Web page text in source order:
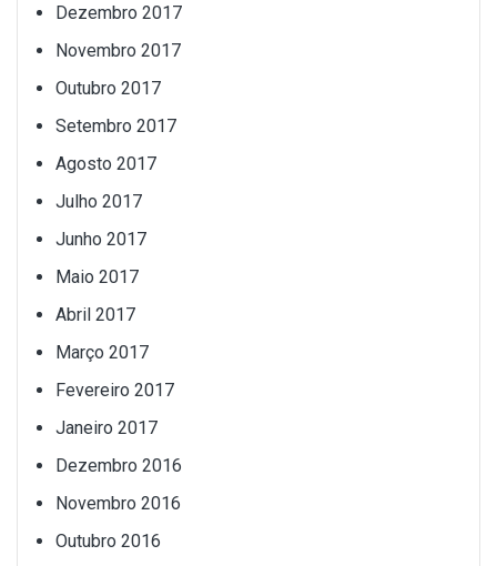
Dezembro 2017
Novembro 2017
Outubro 2017
Setembro 2017
Agosto 2017
Julho 2017
Junho 2017
Maio 2017
Abril 2017
Março 2017
Fevereiro 2017
Janeiro 2017
Dezembro 2016
Novembro 2016
Outubro 2016